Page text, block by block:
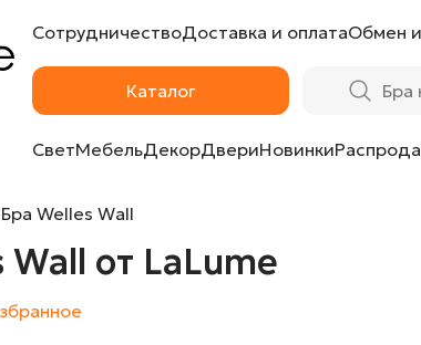
СотрудничествоДоставка и оплатаОбмен
Каталог
СветМебельДекорДвериНовинки
Бра Welles Wall
от LaLume
от LaLume